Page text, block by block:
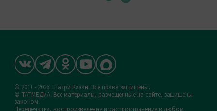
© 2011 - 2026. Шахри Казан. Все права защищены.
© ТАТМЕДИА. Все материалы, размещенные на сайте, защищены
законом.
Перепечатка, воспроизведение и распространение в любом